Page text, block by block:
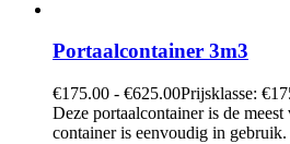
Portaalcontainer 3m3
€175.00 - €625.00Prijsklasse:
Deze portaalcontainer is de
container is eenvoudig in gebruik.